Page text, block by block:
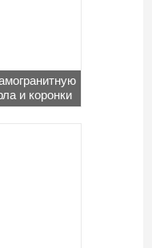
и коронки